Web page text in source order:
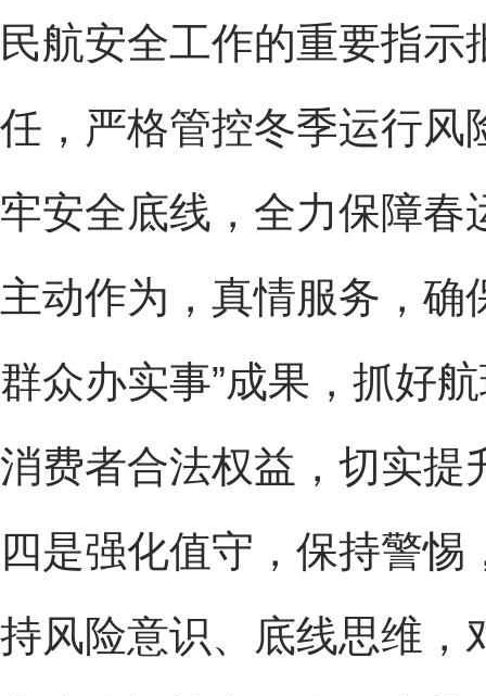
民航安全工作的重要指
任，严格管控冬季运行风
牢安全底线，全力保障春
主动作为，真情服务，确
群众办实事”成果，抓好
消费者合法权益，切实提
四是强化值守，保持警
持风险意识、底线思维，